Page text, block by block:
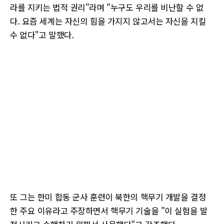
라를 지키는 법적 권리"라며 "누구도 우리를 비난할 수 없
다. 요즘 세계는 자신의 힘을 가지지 않고서는 자신을 지킬
수 없다"고 말했다.
또 그는 한미 합동 군사 훈련이 북한의 핵무기 개발을 결정
한 주요 이유라고 주장하면서 핵무기 기술을 "이 실험을 발